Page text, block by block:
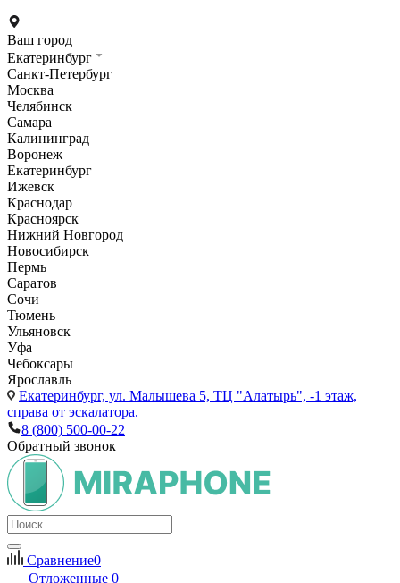
Ваш город
Екатеринбург
Санкт-Петербург
Москва
Челябинск
Самара
Калининград
Воронеж
Екатеринбург
Ижевск
Краснодар
Красноярск
Нижний Новгород
Новосибирск
Пермь
Саратов
Сочи
Тюмень
Ульяновск
Уфа
Чебоксары
Ярославль
Екатеринбург, ул. Малышева 5, ТЦ "Алатырь", -1 этаж,
справа от эскалатора.
8 (800) 500-00-22
Обратный звонок
Сравнение0
Отложенные 0